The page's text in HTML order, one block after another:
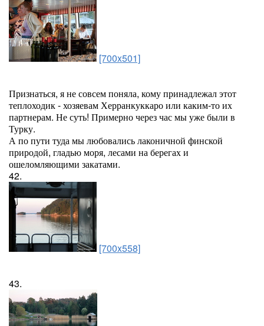
[700x501]
Признаться, я не совсем поняла, кому принадлежал этот
теплоходик - хозяевам Херранкуккаро или каким-то их
партнерам. Не суть! Примерно через час мы уже были в
Турку.
А по пути туда мы любовались лаконичной финской
природой, гладью моря, лесами на берегах и
ошеломляющими закатами.
42.
[700x558]
43.